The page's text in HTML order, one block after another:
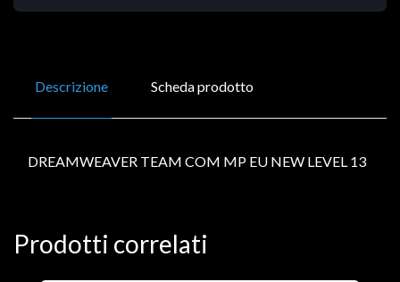
Descrizione Scheda prodotto
DREAMWEAVER TEAM COM MP EU NEW LEVEL 13
Prodotti correlati